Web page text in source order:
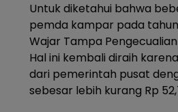
Untuk diketahui bahwa
pemda kampar pada
Wajar Tampa
Hal ini kembali diraih
dari pemerintah pusat
sebesar lebih kurang Rp